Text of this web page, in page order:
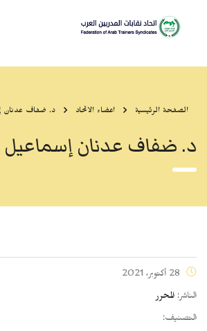
الصفحة الرئيسية اعضاء الاتحاد د. ضفاف عدنان
د. ضفاف عدنان إسماعيل
الناشر: المحرر
التصنيف: